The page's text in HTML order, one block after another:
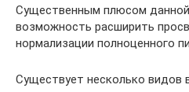
Существенным плюсом
возможность расширить
нормализации полноценного
Существует несколько видов